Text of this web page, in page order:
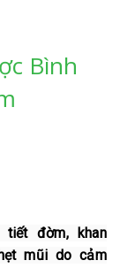
Bình
đờm, khan
mũi do cảm